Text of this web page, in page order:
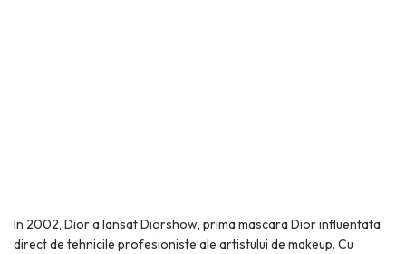
In 2002, Dior a lansat Diorshow, prima mascara Dior influentata
direct de tehnicile profesioniste ale artistului de makeup. Cu